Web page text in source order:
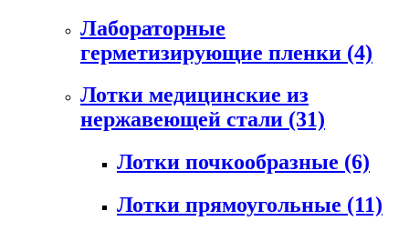
Лабораторные
герметизирующие пленки (4)
Лотки медицинские из
нержавеющей стали (31)
Лотки почкообразные (6)
Лотки прямоугольные (11)